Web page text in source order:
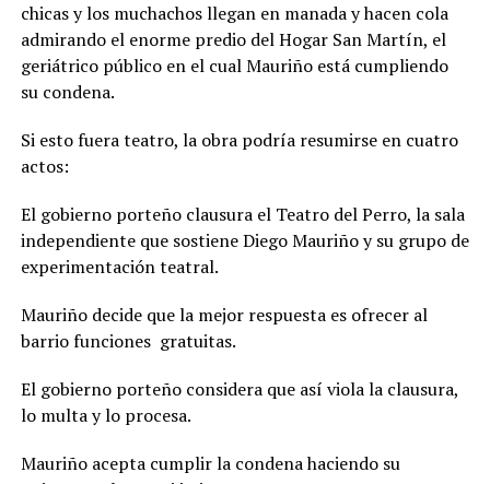
chicas y los muchachos llegan en manada y hacen cola
admirando el enorme predio del Hogar San Martín, el
geriátrico público en el cual Mauriño está cumpliendo
su condena.
Si esto fuera teatro, la obra podría resumirse en cuatro
actos:
El gobierno porteño clausura el Teatro del Perro, la sala
independiente que sostiene Diego Mauriño y su grupo de
experimentación teatral.
Mauriño decide que la mejor respuesta es ofrecer al
barrio funciones gratuitas.
El gobierno porteño considera que así viola la clausura,
lo multa y lo procesa.
Mauriño acepta cumplir la condena haciendo su